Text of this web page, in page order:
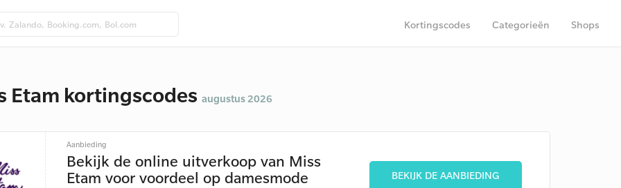
Kortingscodes Categorieën Shops
Etam kortingscodes augustus 2026
Aanbieding
Bekijk de online uitverkoop van Miss
Etam voor voordeel op damesmode
BEKIJK DE AANBIEDING